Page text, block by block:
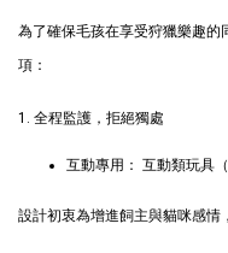
$289加購奧咪樂 紓
為了確保毛孩在享受狩獵樂趣的
項：
1. 全程監護，拒絕獨處
互動專用： 互動類玩具
設計初衷為增進飼主與貓咪感情